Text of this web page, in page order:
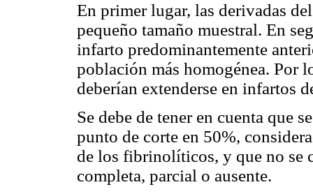
En primer lugar, las derivadas
pequeño tamaño muestral. En
infarto predominantemente
población más homogénea. Por
deberían extenderse en infartos
Se debe de tener en cuenta que
punto de corte en 50%,
de los fibrinolíticos, y que no se
completa, parcial o ausente.